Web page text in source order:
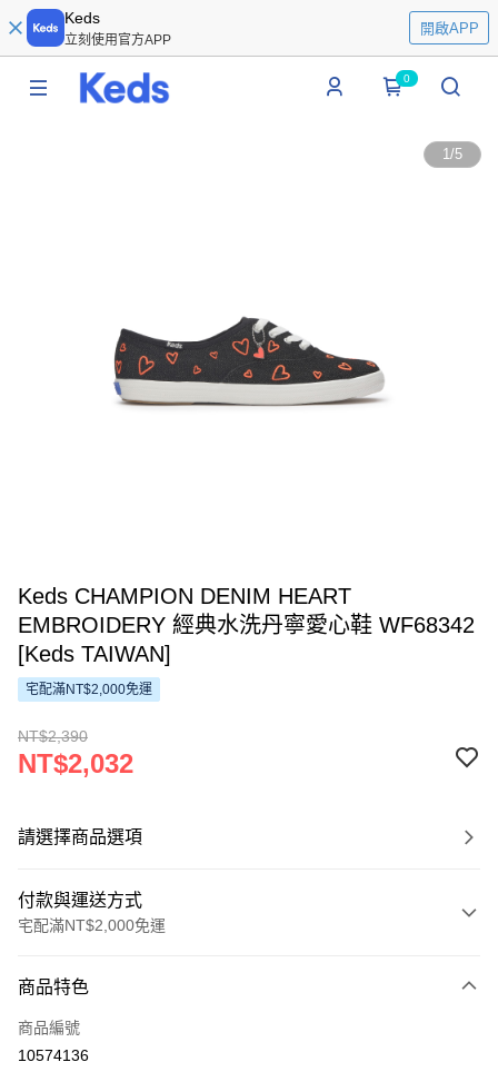
Keds
立刻使用官方APP
開啟APP
0
1/5
Keds CHAMPION DENIM HEART
EMBROIDERY 經典水洗丹寧愛心鞋 WF68342
[Keds TAIWAN]
宅配滿NT$2,000免運
NT$2,390
NT$2,032
請選擇商品選項
付款與運送方式
宅配滿NT$2,000免運
信用卡一次付款
信用卡分期付款
商品特色
商品編號
10574136